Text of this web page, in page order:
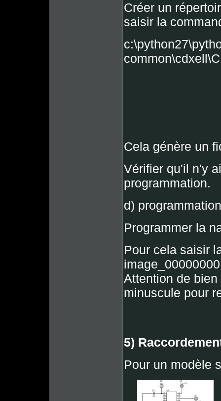
Créer un
saisir la
Cela génère un
Vérifier qu'il n'y
programmation.
d)
Programmer la
Pour cela saisir
Attention de
minuscule pour
5)
Pour un modèle